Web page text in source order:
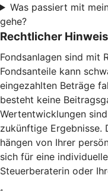
Was passiert mit
gehe?
Rechtlicher Hinweis
Fondsanlagen sind mit
Fondsanteile kann
eingezahlten Beträge
besteht keine
Wertentwicklungen
zukünftige Ergebnisse.
hängen von Ihrer
sich für eine
Steuerberaterin oder